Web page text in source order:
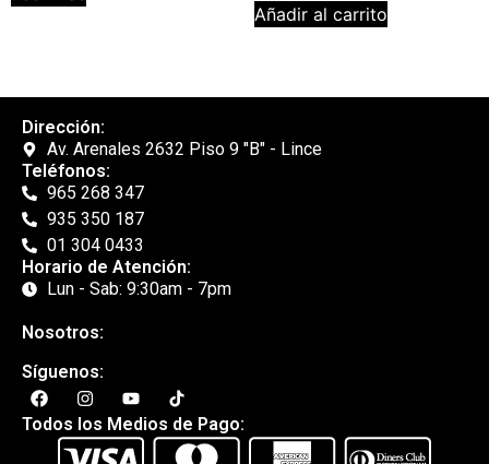
Añadir al carrito
Dirección:
Av. Arenales 2632 Piso 9 "B" - Lince
Teléfonos:
965 268 347
935 350 187
01 304 0433
Horario de Atención:
Lun - Sab: 9:30am - 7pm
Nosotros:
Síguenos:
Todos los Medios de Pago: